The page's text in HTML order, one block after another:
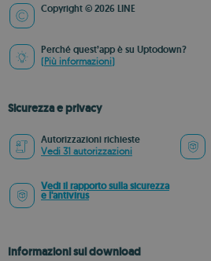
Copyright © 2026 LINE
Perché quest’app è su Uptodown?
(Più informazioni)
Sicurezza e privacy
Autorizzazioni richieste
Vedi 31 autorizzazioni
Vedi il rapporto sulla sicurezza
e l'antivirus
Informazioni sul download